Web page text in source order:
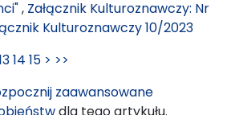
, Załącznik Kulturoznawczy: Nr
Kulturoznawczy 10/2023
14 15 > >>
zaawansowane